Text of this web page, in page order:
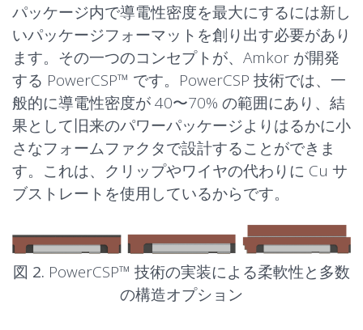
パッケージ内で導電性密度を最大にするには新し
いパッケージフォーマットを創り出す必要があり
ます。その一つのコンセプトが、Amkor が開発
する PowerCSP™ です。PowerCSP 技術では、一
般的に導電性密度が 40〜70% の範囲にあり、結
果として旧来のパワーパッケージよりはるかに小
さなフォームファクタで設計することができま
す。これは、クリップやワイヤの代わりに Cu サ
ブストレートを使用しているからです。
図 2. PowerCSP™ 技術の実装による柔軟性と多数
の構造オプション